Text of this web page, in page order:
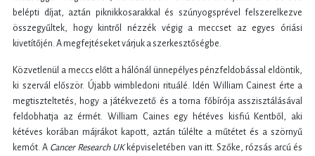
belépti díjat, aztán piknikkosarakkal és szúnyogsprével felszerelkezve
összegyűltek, hogy kintről nézzék végig a meccset az egyes óriási
kivetítőjén. A megfejtéseket várjuk a szerkesztőségbe.
Közvetlenül a meccs előtt a hálónál ünnepélyes pénzfeldobással eldöntik,
ki szervál először. Újabb wimbledoni rituálé. Idén William Cainest érte a
megtiszteltetés, hogy a játékvezető és a torna főbírója asszisztálásával
feldobhatja az érmét. William Caines egy hétéves kisfiú Kentből, aki
kétéves korában májrákot kapott, aztán túlélte a műtétet és a szörnyű
kemót. A Cancer Research UK képviseletében van itt. Szőke, rózsás arcú és